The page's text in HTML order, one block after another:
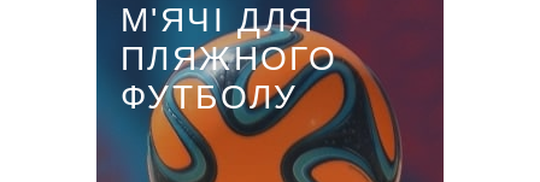
М'ЯЧІ ДЛЯ
ПЛЯЖНОГО
ФУТБОЛУ